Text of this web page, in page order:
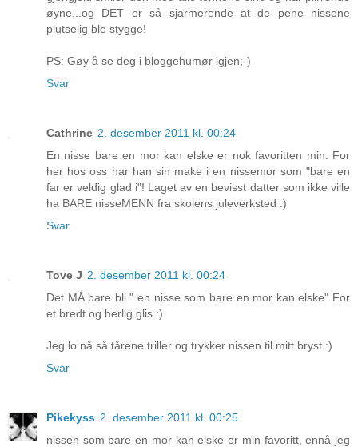
øyne...og DET er så sjarmerende at de pene nissene
plutselig ble stygge!
PS: Gøy å se deg i bloggehumør igjen;-)
Svar
Cathrine 2. desember 2011 kl. 00:24
En nisse bare en mor kan elske er nok favoritten min. For
her hos oss har han sin make i en nissemor som "bare en
far er veldig glad i"! Laget av en bevisst datter som ikke ville
ha BARE nisseMENN fra skolens juleverksted :)
Svar
Tove J 2. desember 2011 kl. 00:24
Det MÅ bare bli " en nisse som bare en mor kan elske" For
et bredt og herlig glis :)
Jeg lo nå så tårene triller og trykker nissen til mitt bryst :)
Svar
Pikekyss 2. desember 2011 kl. 00:25
nissen som bare en mor kan elske er min favoritt, ennå jeg